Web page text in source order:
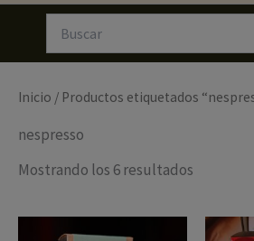
Inicio / Productos etiquetados
nespresso
Mostrando los 6 resultados